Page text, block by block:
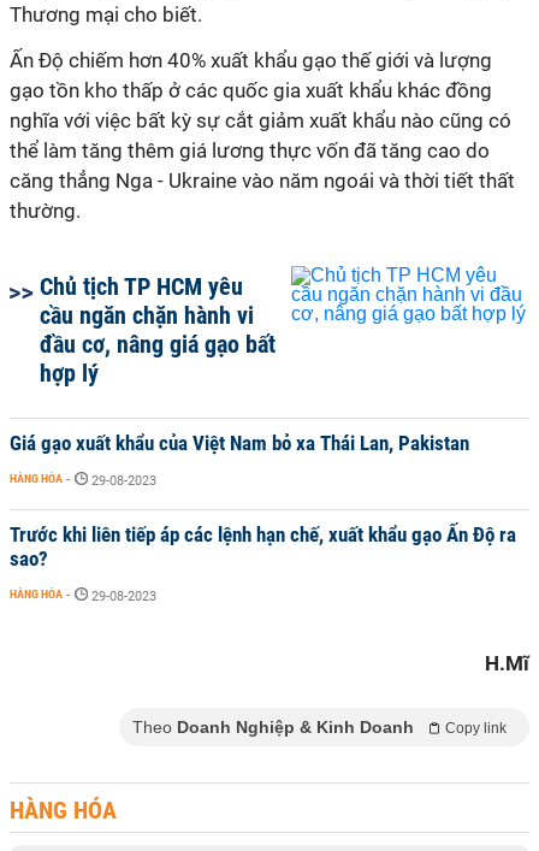
Thương mại cho biết.
Ấn Độ chiếm hơn 40% xuất khẩu gạo thế giới và lượng
gạo tồn kho thấp ở các quốc gia xuất khẩu khác đồng
nghĩa với việc bất kỳ sự cắt giảm xuất khẩu nào cũng có
thể làm tăng thêm giá lương thực vốn đã tăng cao do
căng thẳng Nga - Ukraine vào năm ngoái và thời tiết thất
thường.
Chủ tịch TP HCM yêu
cầu ngăn chặn hành vi
đầu cơ, nâng giá gạo bất
hợp lý
Giá gạo xuất khẩu của Việt Nam bỏ xa Thái Lan, Pakistan
HÀNG HÓA - 29-08-2023
Trước khi liên tiếp áp các lệnh hạn chế, xuất khẩu gạo Ấn Độ ra
sao?
HÀNG HÓA - 29-08-2023
H.Mĩ
Theo Doanh Nghiệp & Kinh Doanh Copy link
HÀNG HÓA